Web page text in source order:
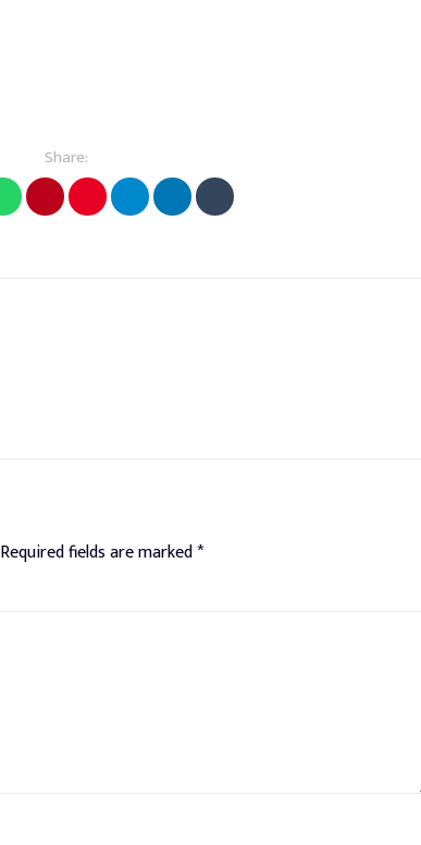
Share:
Required fields are marked*